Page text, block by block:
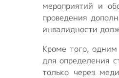
мероприятий и
проведения
инвалидности
Кроме того,
для определения
только через